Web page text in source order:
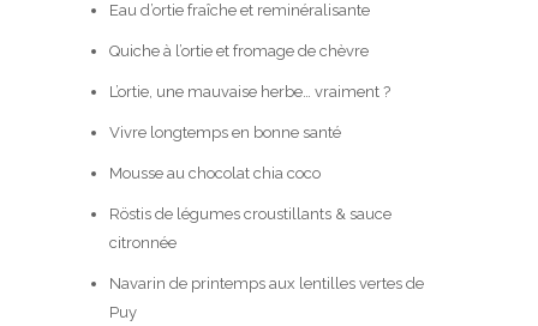
Eau d’ortie fraîche et reminéralisante
Quiche à l’ortie et fromage de chèvre
L’ortie, une mauvaise herbe… vraiment ?
Vivre longtemps en bonne santé
Mousse au chocolat chia coco
Röstis de légumes croustillants & sauce
citronnée
Navarin de printemps aux lentilles vertes de
Puy